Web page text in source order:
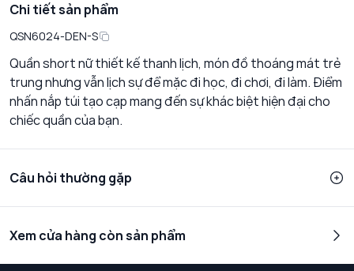
Chi tiết sản phẩm
QSN6024-DEN-S
Quần short nữ thiết kế thanh lịch, món đồ thoáng mát trẻ
trung nhưng vẫn lịch sự để mặc đi học, đi chơi, đi làm. Điểm
nhấn nắp túi tạo cạp mang đến sự khác biệt hiện đại cho
chiếc quần của bạn.
Câu hỏi thường gặp
Xem cửa hàng còn sản phẩm